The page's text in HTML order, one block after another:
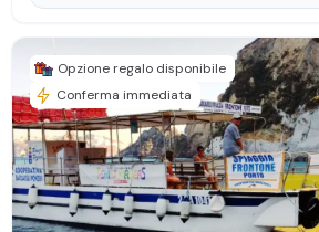
Opzione regalo disponibile
Conferma immediata